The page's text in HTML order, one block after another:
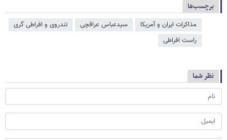
برچسب‌ها
مذاکرات ایران و آمریکا سیدعباس عراقچی
تندروی و افراطی گری
راست افراطی
نظر شما